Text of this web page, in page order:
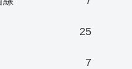
25
7